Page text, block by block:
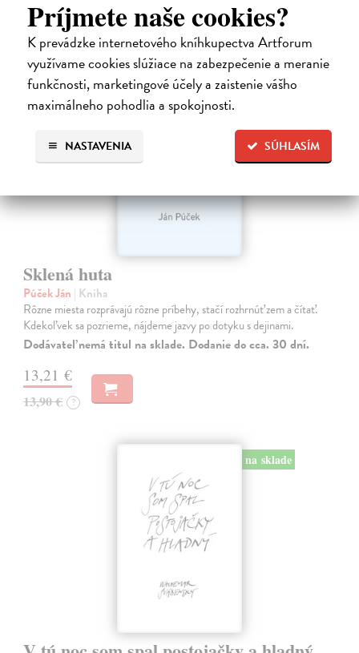
Príjmete naše cookies?
K prevádzke internetového kníhkupectva Artforum
využívame cookies slúžiace na zabezpečenie a meranie
funkčnosti, marketingové účely a zaistenie vášho
maximálneho pohodlia a spokojnosti.
SÚHLASÍM
NASTAVENIA
34,90 € ?
Sklená huta
Púček Ján | Kniha
Rôzne miesta rozprávajú rôzne príbehy, stačí rozhrnúť zem a čítať.
Kdekoľvek sa pozrieme, nájdeme jazvy po dotyku s dejinami.
Dodávateľ nemá titul na sklade. Dodanie do cca. 30 dní.
13,21 €
13,90 € ?
na sklade